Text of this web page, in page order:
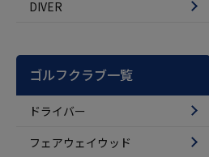
DIVER
ゴルフクラブ一覧
ドライバー
フェアウェイウッド